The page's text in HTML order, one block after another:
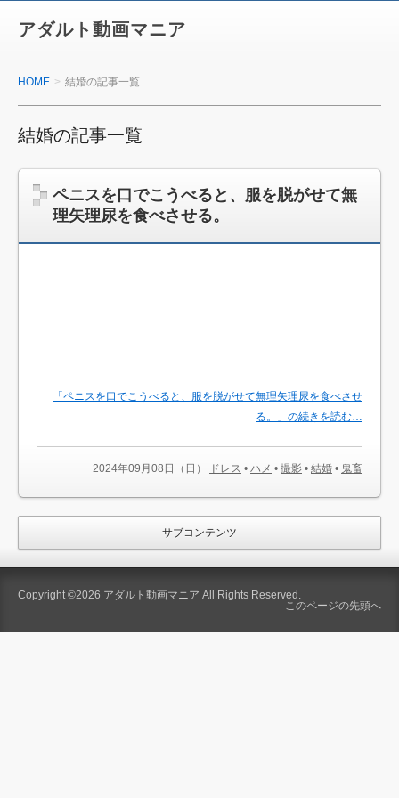
アダルト動画マニア
HOME 結婚の記事一覧
結婚の記事一覧
ペニスを口でこうべると、服を脱がせて無
理矢理尿を食べさせる。
「ペニスを口でこうべると、服を脱がせて無理矢理尿を食べさせ
る。」の続きを読む…
2024年09月08日（日） ドレス • ハメ • 撮影 • 結婚 • 鬼畜
サブコンテンツ
Copyright ©2026 アダルト動画マニア All Rights Reserved.
このページの先頭へ